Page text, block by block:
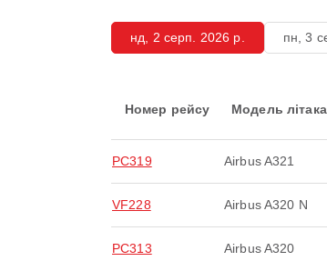
нд, 2 серп. 2026 р. пн, 3
Номер рейсу Модель літака
PC319 Airbus A321
VF228 Airbus A320 N
PC313 Airbus A320